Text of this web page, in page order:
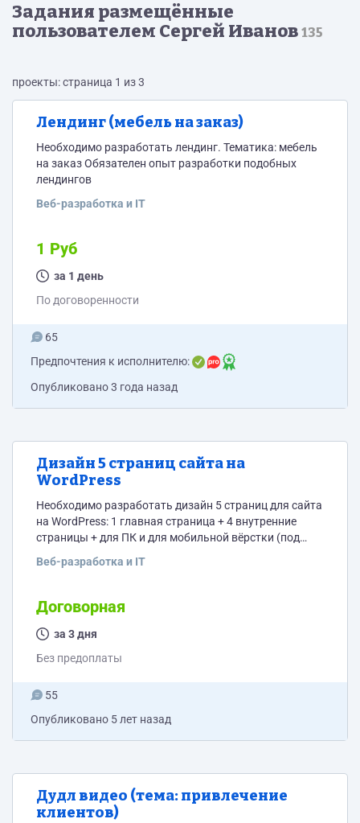
Задания размещённые
пользователем Сергей Иванов 135
проекты: страница 1 из 3
Лендинг (мебель на заказ)
Необходимо разработать лендинг. Тематика: мебель
на заказ Обязателен опыт разработки подобных
лендингов
Веб-разработка и IT
1 Руб
за 1 день
По договоренности
65
Предпочтения к исполнителю:
Опубликовано3 года назад
Дизайн 5 страниц сайта на
WordPress
Необходимо разработать дизайн 5 страниц для сайта
на WordPress: 1 главная страница + 4 внутренние
страницы + для ПК и для мобильной вёрстки (под
мобильные устройства) Тематика сайта: каталог
новостроек.
Веб-разработка и IT
Договорная
за 3 дня
Без предоплаты
55
Опубликовано 5 лет назад
Дудл видео (тема: привлечение
клиентов)